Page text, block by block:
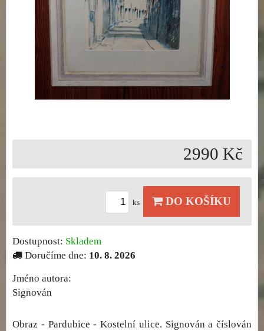
2990 Kč
ks DO KOŠÍKU
Dostupnost: Skladem
Doručíme dne: 10. 8. 2026
Jméno autora:
Signován
Obraz - Pardubice - Kostelní ulice. Signován a číslován